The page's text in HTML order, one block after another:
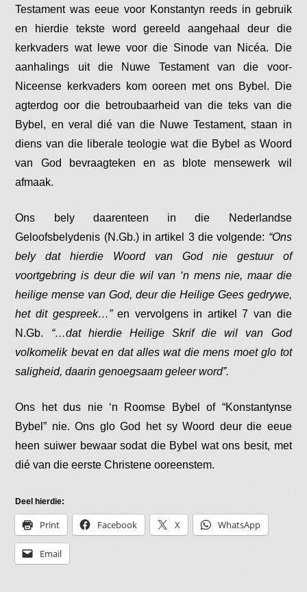
Testament was eeue voor Konstantyn reeds in gebruik
en hierdie tekste word gereeld aangehaal deur die
kerkvaders wat lewe voor die Sinode van Nicéa. Die
aanhalings uit die Nuwe Testament van die voor-
Niceense kerkvaders kom ooreen met ons Bybel. Die
agterdog oor die betroubaarheid van die teks van die
Bybel, en veral dié van die Nuwe Testament, staan in
diens van die liberale teologie wat die Bybel as Woord
van God bevraagteken en as blote mensewerk wil
afmaak.
Ons bely daarenteen in die Nederlandse
Geloofsbelydenis (N.Gb.) in artikel 3 die volgende: “Ons
bely dat hierdie Woord van God nie gestuur of
voortgebring is deur die wil van ‘n mens nie, maar die
heilige mense van God, deur die Heilige Gees gedrywe,
het dit gespreek…”en vervolgens in artikel 7 van die
N.Gb. “…dat hierdie Heilige Skrif die wil van God
volkomelik bevat en dat alles wat die mens moet glo tot
saligheid, daarin genoegsaam geleer word”.
Ons het dus nie ‘n Roomse Bybel of “Konstantynse
Bybel” nie. Ons glo God het sy Woord deur die eeue
heen suiwer bewaar sodat die Bybel wat ons besit, met
dié van die eerste Christene ooreenstem.
Deel hierdie:
Print Facebook X WhatsApp
Email